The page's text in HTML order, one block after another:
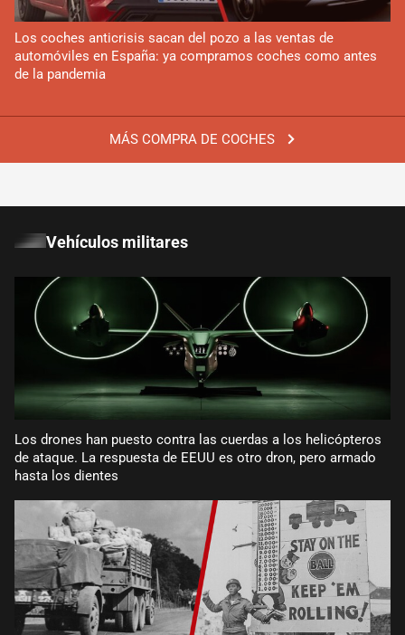
MÁS COMPRA DE COCHES
Los coches anticrisis sacan del pozo a las ventas de
automóviles en España: ya compramos coches como antes
de la pandemia
Vehículos militares
Los drones han puesto contra las cuerdas a los helicópteros
de ataque. La respuesta de EEUU es otro dron, pero armado
hasta los dientes